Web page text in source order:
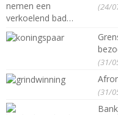
(24/
(31/
(31/